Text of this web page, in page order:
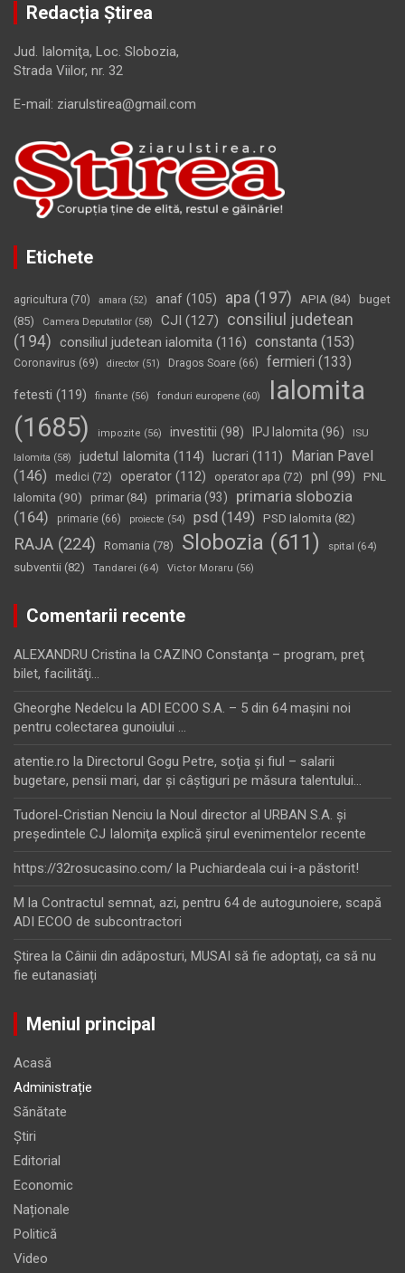
Redacția Știrea
Jud. Ialomiţa, Loc. Slobozia,
Strada Viilor, nr. 32
E-mail: ziarulstirea@gmail.com
Etichete
agricultura (70) amara (52) anaf (105) apa (197) APIA (84)
buget
(85)
Camera Deputatilor (58) CJI (127)
consiliul judetean
(194) consiliul judetean ialomita (116) constanta (153)
Coronavirus (69) director (51) Dragos Soare (66) fermieri (133)
fetesti (119) finante (56) fonduri europene (60)
Ialomita
(1685)
impozite (56) investitii (98) IPJ Ialomita (96) ISU
Ialomita (58) judetul Ialomita (114) lucrari (111)
Marian Pavel
(146)
medici (72) operator (112) operator apa (72) pnl (99)
PNL
Ialomita (90) primar(84) primaria (93)
primaria slobozia
(164)
primarie (66) proiecte (54) psd (149) PSD Ialomita (82)
RAJA (224) Romania (78) Slobozia (611) spital (64)
subventii (82) Tandarei (64) Victor Moraru (56)
Comentarii recente
ALEXANDRU Cristina la CAZINO Constanţa – program, preţ
bilet, facilităţi…
Gheorghe Nedelcu la ADI ECOO S.A. – 5 din 64 maşini noi
pentru colectarea gunoiului …
atentie.ro la Directorul Gogu Petre, soţia şi fiul – salarii
bugetare, pensii mari, dar şi câştiguri pe măsura talentului…
Tudorel-Cristian Nenciu la Noul director al URBAN S.A. şi
preşedintele CJ Ialomiţa explică şirul evenimentelor recente
https://32rosucasino.com/ la Puchiardeala cui i-a păstorit!
M la Contractul semnat, azi, pentru 64 de autogunoiere, scapă
ADI ECOO de subcontractori
Ştirea la Câinii din adăposturi, MUSAI să fie adoptați, ca să nu
fie eutanasiați
Meniul principal
Acasă
Administrație
Sănătate
Știri
Editorial
Economic
Naționale
Politică
Video